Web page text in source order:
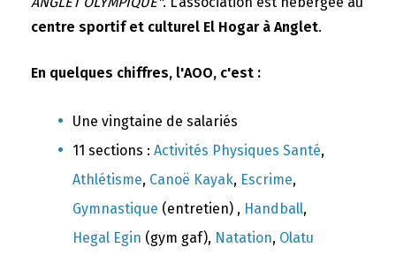
centre sportif et culturel El Hogar à Anglet.
En quelques chiffres, l'AOO, c'est :
Une vingtaine de salariés
11 sections : Activités Physiques Santé,
Athlétisme, Canoë Kayak, Escrime,
Gymnastique (entretien) , Handball,
Hegal Egin (gym gaf), Natation, Olatu